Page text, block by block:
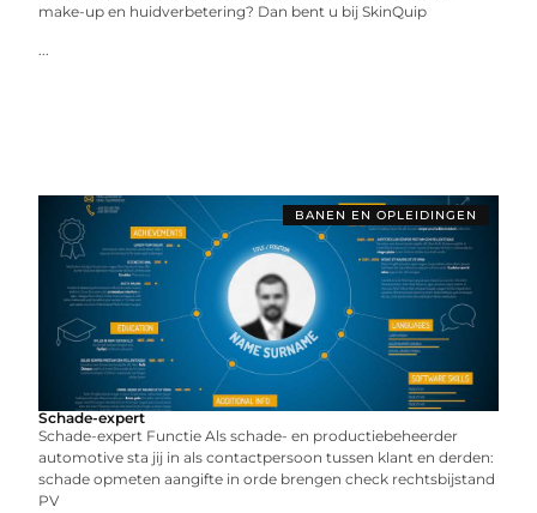
make-up en huidverbetering? Dan bent u bij SkinQuip
...
BANEN EN OPLEIDINGEN
Schade-expert
Schade-expert Functie Als schade- en productiebeheerder
automotive sta jij in als contactpersoon tussen klant en derden:
schade opmeten aangifte in orde brengen check rechtsbijstand
PV